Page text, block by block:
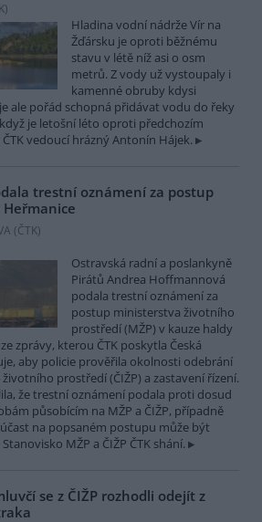
)
Hladina vodní nádrže Vír na
Žďársku je oproti běžnému
stavu v létě níž asi o osm
metrů. Z vody už vystoupaly i
kamenné obruby kdysi
ale pořád schopná přidávat vodu do řeky
je letošní léto oproti předchozím
vedoucí hrázný Antonín Hájek.
trestní oznámení za postup
Heřmanice
(ČTK)
Ostravská radní a poslankyně
Pirátů Andrea Hoffmannová
podala trestní oznámení za
postup ministerstva životního
prostředí (MŽP) v kauze haldy
zprávy, kterou ČTK poskytla Česká
aby policie prověřila okolnosti odebrání
prostředí (ČIŽP) a zastavení řízení.
že trestní oznámení podala proti dosud
působícím na MŽP a ČIŽP, případně
na popsaném postupu může být
MŽP a ČIŽP ČTK shání.
se z ČIŽP rozhodli odejít z